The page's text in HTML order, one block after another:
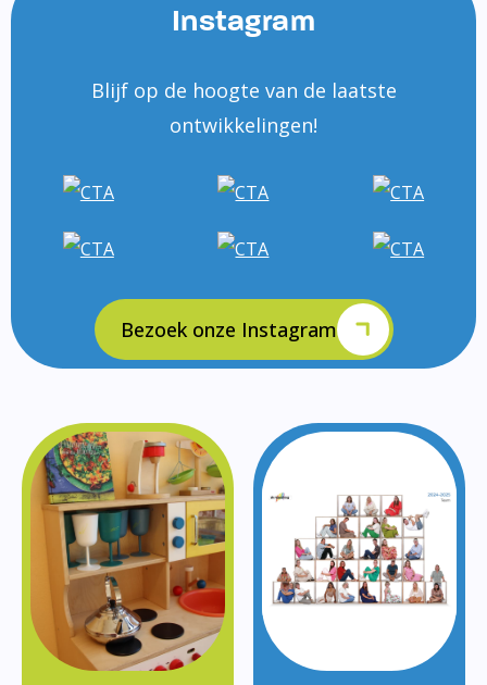
Instagram
Blijf op de hoogte van de laatste
ontwikkelingen!
Bezoek onze Instagram